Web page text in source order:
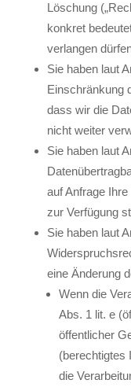
Löschung
konkret
verlangen
Sie haben laut
Einschränkung
dass wir die
nicht weiter
Sie haben laut
auf Anfrage
zur Verfügung
Sie haben laut
eine Änderung
Wenn die
Abs. 1 lit. e
öffentlicher
(berechtigtes
die